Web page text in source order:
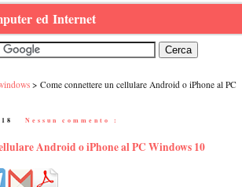
ed Internet
Come connettere un cellulare Android o iPhone al PC
Nessun commento :
Android o iPhone al PC Windows 10